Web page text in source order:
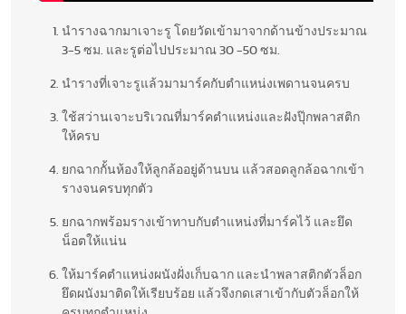
นำรางฉากมาเจาะรู โดยวัดเข้ามาจากด้านข้างประมาณ
3-5 ซม. และรูต่อไปประมาณ 30 -50 ซม.
นำรางที่เจาะรูแล้วมามาร์คกับตำแหน่งเพดานจนครบ
ใช้สว่านเจาะบริเวณที่มาร์คตำแหน่งและฝังปุ๊กพลาสติก
ให้ครบ
ยกฉากกั้นห้องให้ลูกล้ออยู่ด้านบน แล้วสอดลูกล้อฉากเข้า
รางจนครบทุกตัว
ยกฉากพร้อมรางเข้าทาบกับตำแหน่งที่มาร์คไว้ และยึด
น็อตให้แน่น
ให้มาร์คตำแหน่งผนังฝั่งเก็บฉาก และนำพลาสติกตัวล็อก
ยึดผนังมาติดให้เรียบร้อย แล้วจึงกดเสาเข้ากับตัวล็อกให้